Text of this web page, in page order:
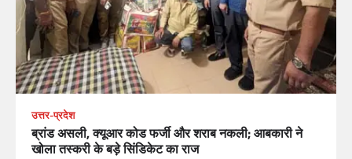
उत्तर-प्रदेश
ब्रांड असली, क्यूआर कोड फर्जी और शराब नकली; आबकारी ने
खोला तस्करी के बड़े सिंडिकेट का राज